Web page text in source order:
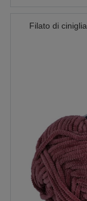
Filato di